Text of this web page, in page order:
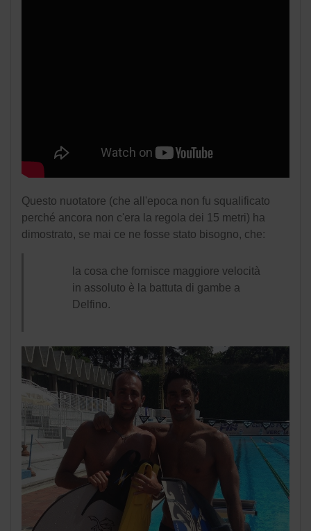
Questo nuotatore (che all'epoca non fu squalificato
perché ancora non c'era la regola dei 15 metri) ha
dimostrato, se mai ce ne fosse stato bisogno, che:
la cosa che fornisce maggiore velocità
in assoluto è la battuta di gambe a
Delfino.